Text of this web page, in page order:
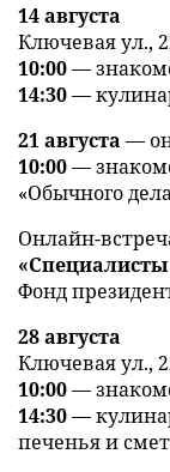
14 августа
Ключевая ул.,
10:00—
14:30—
21 августа —
10:00—
«Обычного
Онлайн-
«Специалисты
Фонд
28 августа
Ключевая ул.,
10:00—
14:30—
печенья и